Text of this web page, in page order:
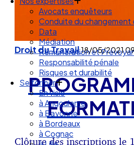
Nos expertises
Avocats enquêteurs
Conduite du changement
Data
Médiation
Rémunération et
Responsabilité pénale
Risques et durabilité
Se former
En visio
à Angouleme
à Bayonne
à Bordeaux
Droit du Travail18/05/2021
Clôture des inscriptions le